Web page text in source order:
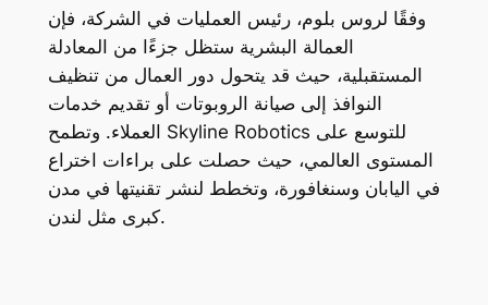
وفقًا لروس بلوم، رئيس العمليات في الشركة، فإن
العمالة البشرية ستظل جزءًا من المعادلة
المستقبلية، حيث قد يتحول دور العمال من تنظيف
النوافذ إلى صيانة الروبوتات أو تقديم خدمات
العملاء. وتطمح Skyline Robotics للتوسع على
المستوى العالمي، حيث حصلت على براءات اختراع
في اليابان وسنغافورة، وتخطط لنشر تقنيتها في مدن
كبرى مثل لندن.